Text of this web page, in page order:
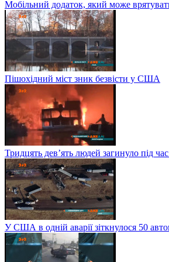
Мобільний додаток, який може
Пішохідний міст зник безвісти у США
Тридцять дев’ять людей загинуло під
У США в одній аварії зіткнулося 50